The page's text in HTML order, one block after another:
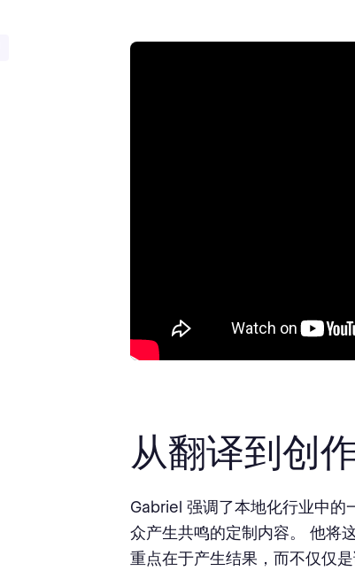
从翻译到创
Gabriel 强调了本地化行业中
众产生共鸣的定制内容。 他将
重点在于产生结果，而不仅仅是